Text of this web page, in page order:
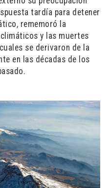
tardía para detener
rememoró la
y las muertes
se derivaron de la
en las décadas de los